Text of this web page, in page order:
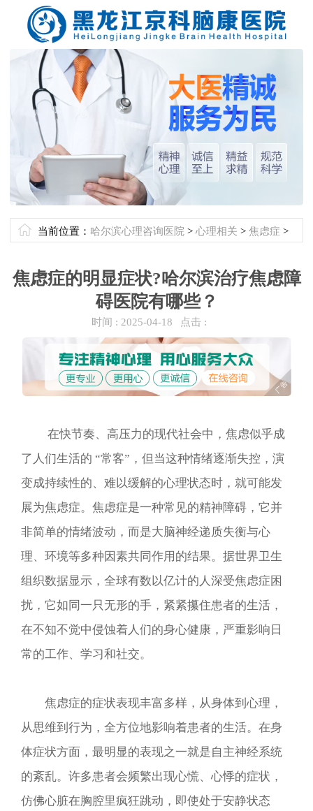
当前位置： 哈尔滨心理咨询医院 > 心理相关 > 焦虑症 >
焦虑症的明显症状?哈尔滨治疗焦虑障
碍医院有哪些？
时间 : 2025-04-18 点击 :
在快节奏、高压力的现代社会中，焦虑似乎成
了人们生活的 “常客”，但当这种情绪逐渐失控，演
变成持续性的、难以缓解的心理状态时，就可能发
展为焦虑症。焦虑症是一种常见的精神障碍，它并
非简单的情绪波动，而是大脑神经递质失衡与心
理、环境等多种因素共同作用的结果。据世界卫生
组织数据显示，全球有数以亿计的人深受焦虑症困
扰，它如同一只无形的手，紧紧攥住患者的生活，
在不知不觉中侵蚀着人们的身心健康，严重影响日
常的工作、学习和社交。​
焦虑症的症状表现丰富多样，从身体到心理，
从思维到行为，全方位地影响着患者的生活。在身
体症状方面，最明显的表现之一就是自主神经系统
的紊乱。许多患者会频繁出现心慌、心悸的症状，
仿佛心脏在胸腔里疯狂跳动，即使处于安静状态